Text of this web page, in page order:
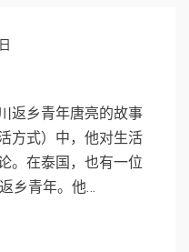
返乡青年唐亮的故事
方式）中，他对生活
。在泰国，也有一位
乡青年。他…